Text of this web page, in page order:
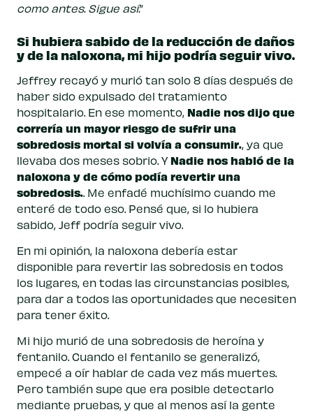
como antes. Sigue así.”
Si hubiera sabido de la reducción de daños
y de la naloxona, mi hijo podría seguir vivo.
Jeffrey recayó y murió tan solo 8 días después de
haber sido expulsado del tratamiento
hospitalario. En ese momento, Nadie nos dijo que
correría un mayor riesgo de sufrir una
sobredosis mortal si volvía a consumir., ya que
llevaba dos meses sobrio. Y Nadie nos habló de la
naloxona y de cómo podía revertir una
sobredosis.. Me enfadé muchísimo cuando me
enteré de todo eso. Pensé que, si lo hubiera
sabido, Jeff podría seguir vivo.
En mi opinión, la naloxona debería estar
disponible para revertir las sobredosis en todos
los lugares, en todas las circunstancias posibles,
para dar a todos las oportunidades que necesiten
para tener éxito.
Mi hijo murió de una sobredosis de heroína y
fentanilo. Cuando el fentanilo se generalizó,
empecé a oír hablar de cada vez más muertes.
Pero también supe que era posible detectarlo
mediante pruebas, y que al menos así la gente